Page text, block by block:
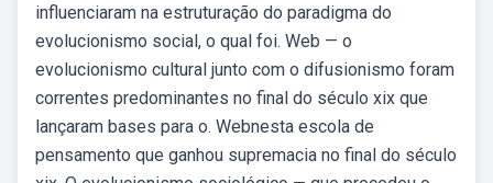
influenciaram na estruturação do paradigma do
evolucionismo social, o qual foi. Web — o
evolucionismo cultural junto com o difusionismo foram
correntes predominantes no final do século xix que
lançaram bases para o. Webnesta escola de
pensamento que ganhou supremacia no final do século